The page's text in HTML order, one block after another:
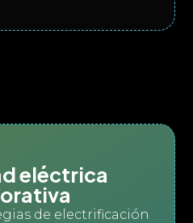
eléctrica
de electrificación